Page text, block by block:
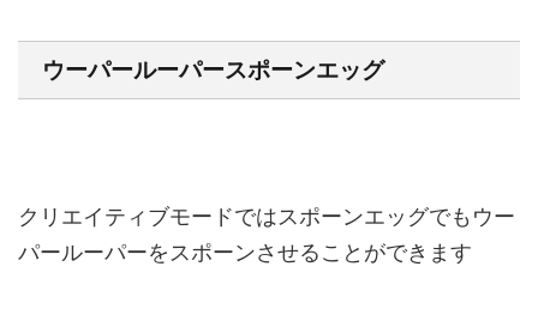
ウーパールーパースポーンエッグ
クリエイティブモードではスポーンエッグでもウー
パールーパーをスポーンさせることができます